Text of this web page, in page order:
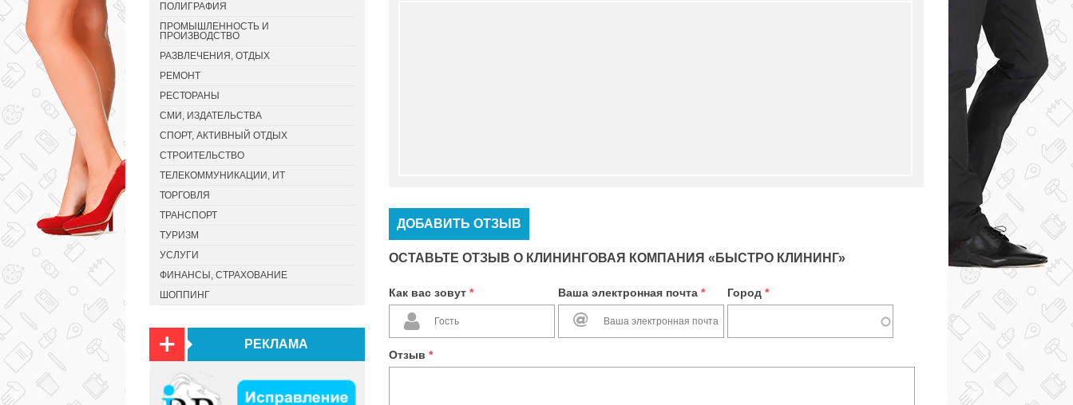
ДОБАВИТЬ ОТЗЫВ
ОСТАВЬТЕ ОТЗЫВ О КЛИНИНГОВАЯ КОМПАНИЯ «БЫСТРО КЛИНИНГ»
Как вас зовут * Ваша электронная почта * Город *
Отзыв *
ПОЛИГРАФИЯ
ПРОМЫШЛЕННОСТЬ И
ПРОИЗВОДСТВО
РАЗВЛЕЧЕНИЯ, ОТДЫХ
РЕМОНТ
РЕСТОРАНЫ
СМИ, ИЗДАТЕЛЬСТВА
СПОРТ, АКТИВНЫЙ ОТДЫХ
СТРОИТЕЛЬСТВО
ТЕЛЕКОММУНИКАЦИИ, ИТ
ТОРГОВЛЯ
ТРАНСПОРТ
ТУРИЗМ
УСЛУГИ
ФИНАНСЫ, СТРАХОВАНИЕ
ШОППИНГ
РЕКЛАМА